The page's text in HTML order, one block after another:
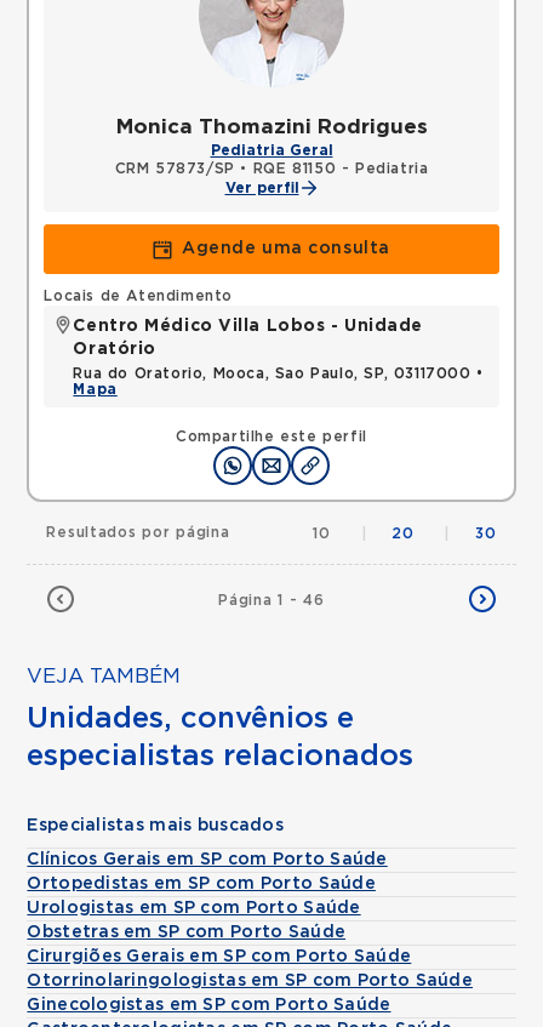
Monica Thomazini Rodrigues
Pediatria Geral
CRM 57873/SP •
RQE 81150 - Pediatria
Ver perfil
Agende uma consulta
Compartilhe este perfil
Locais de Atendimento
Centro Médico Villa Lobos - Unidade
Oratório
Rua do Oratorio, Mooca, Sao Paulo, SP, 03117000 •
Mapa
Página 1 - 46
Resultados por página 10 20 30
VEJA TAMBÉM
Unidades, convênios e
especialistas relacionados
Especialistas mais buscados
Clínicos Gerais em SP com Porto Saúde
Ortopedistas em SP com Porto Saúde
Urologistas em SP com Porto Saúde
Obstetras em SP com Porto Saúde
Cirurgiões Gerais em SP com Porto Saúde
Otorrinolaringologistas em SP com Porto Saúde
Ginecologistas em SP com Porto Saúde